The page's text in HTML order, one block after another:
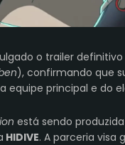
o trailer
), confirmando que
principal e do
está sendo
HIDIVE. A parceria visa